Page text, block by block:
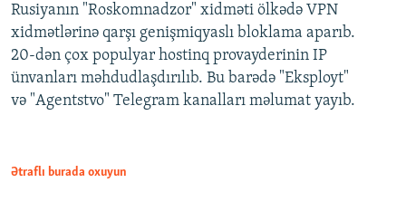
Rusiyanın "Roskomnadzor" xidməti ölkədə VPN
xidmətlərinə qarşı genişmiqyaslı bloklama aparıb.
20-dən çox populyar hostinq provayderinin IP
ünvanları məhdudlaşdırılıb. Bu barədə "Eksployt"
və "Agentstvo" Telegram kanalları məlumat yayıb.
Ətraflı burada oxuyun